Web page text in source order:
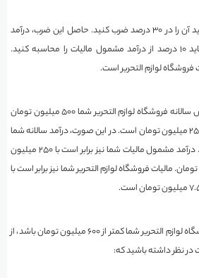
پس از محاسبه درآمد سالانه، باید آن را در ۳۰ درصد ضرب کنید. حاصل این ضرب، درآمد
مشمول مالیات است. سپس باید ۱۰ درصد از درآمد مشمول مالیات را محاسبه کنید.
لوازم التحریر است.
به عنوان مثال فرض کنید فروش سالانه فروشگاه لوازم التحریر شما ۵۰۰ میلیون تومان
است و هزینه‌های سالانه شما ۲۵۰ میلیون تومان است. در این صورت، درآمد سالانه شما
برابر است با ۲۵۰ میلیون تومان. درآمد مشمول مالیات شما نیز برابر است با ۲۵۰ میلیون
= ۷۵ میلیون تومان. مالیات فروشگاه لوازم التحریر شما نیز برابر است با
همچنین اگر فروش سالانه فروشگاه لوازم التحریر شما کمتر از ۶۰۰ میلیون تومان باشد، از
نظر داشته باشید که: